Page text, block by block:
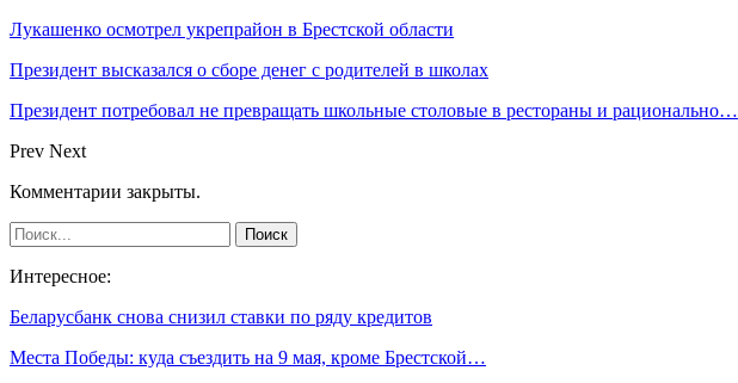
Лукашенко осмотрел укрепрайон в Брестской области
Президент высказался о сборе денег с родителей в школах
Президент потребовал не превращать школьные столовые в рестораны и рационально…
Prev Next
Комментарии закрыты.
Интересное:
Беларусбанк снова снизил ставки по ряду кредитов
Места Победы: куда съездить на 9 мая, кроме Брестской…